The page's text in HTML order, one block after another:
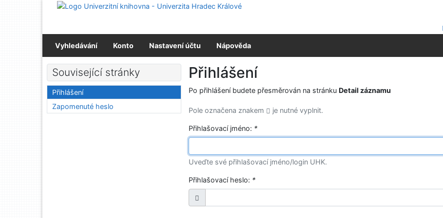
Přejít na obsah
Vyhledávání Konto Nastavení účtu Nápověda
Přihlášení
Po přihlášení budete přesměrován na stránku Detail záznamu
Pole označena znakem je nutné vyplnit.
Přihlašovací jméno: *
Uveďte své přihlašovací jméno/login UHK.
Přihlašovací heslo: *
Související stránky
Přihlášení
Zapomenuté heslo